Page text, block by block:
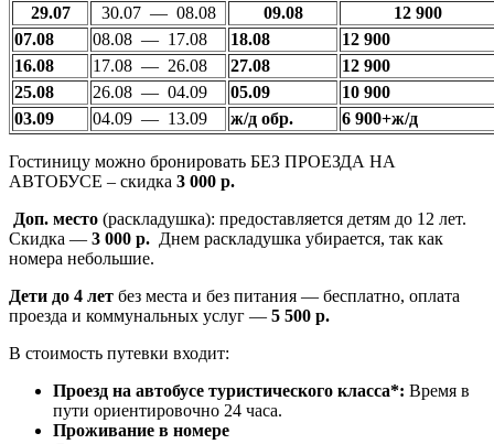
29.07
30.07 — 08.08 09.08
12 900
07.08
08.08 — 17.08 18.08
12 900
16.08
17.08 — 26.08 27.08
12 900
25.08
26.08 — 04.09 05.09
10 900
03.09
04.09 — 13.09 ж/д обр. 6 900+ж/д
Гостиницу можно бронировать БЕЗ ПРОЕЗДА НА
АВТОБУСЕ – скидка 3 000 р.
Доп. место (раскладушка): предоставляется детям до 12 лет.
Скидка — 3 000 р. Днем раскладушка убирается, так как
номера небольшие.
Дети до 4 лет без места и без питания — бесплатно, оплата
проезда и коммунальных услуг — 5 500 р.
В стоимость путевки входит:
Проезд на автобусе туристического класса*: Время в
пути ориентировочно 24 часа.
Проживание в номере